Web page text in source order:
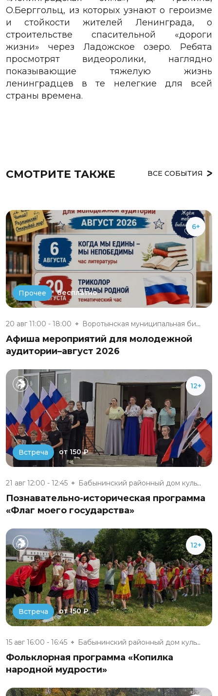
О.Берггольц, из которых узнают о героизме
и стойкости жителей Ленинграда, о
строительстве спасительной «дороги
жизни» через Ладожское озеро. Ребята
просмотрят видеоролики, наглядно
показывающие тяжелую жизнь
ленинградцев в те нелегкие для всей
страны времена.
СМОТРИТЕ ТАКЖЕ ВСЕ СОБЫТИЯ
6+
Прочее бесплатно
20 авг 11:00 - 18:00 Воротынская муниципальная библ...
Афиша мероприятий для молодежной
аудитории–август 2026
12+
Встреча от 150 ₽
21 авг 12:00 - 12:45 Бабынинский районный дом культ...
Познавательно-историческая программа
«Флаг моего государства»
12+
Встреча от 150 ₽
15 авг 16:00 - 16:45 Бабынинский районный дом культ...
Фольклорная программа «Копилка
народной мудрости»